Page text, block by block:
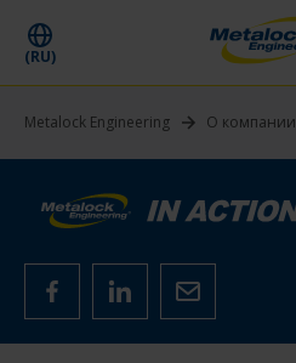
(RU)
Metalock Engineering О компании